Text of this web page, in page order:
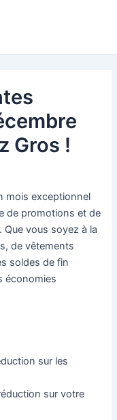
Gros !
mois exceptionnel
de promotions et de
vous soyez à la
de vêtements
soldes de fin
économies
sur les
sur votre